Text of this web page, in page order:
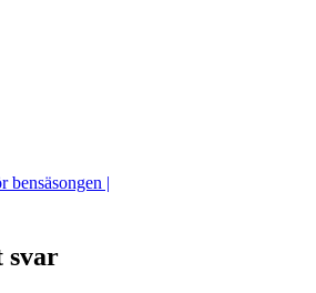
bensäsongen |
svar